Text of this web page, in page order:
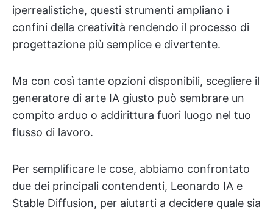
iperrealistiche, questi strumenti ampliano i
confini della creatività rendendo il processo di
progettazione più semplice e divertente.
Ma con così tante opzioni disponibili, scegliere il
generatore di arte IA giusto può sembrare un
compito arduo o addirittura fuori luogo nel tuo
flusso di lavoro.
Per semplificare le cose, abbiamo confrontato
due dei principali contendenti, Leonardo IA e
Stable Diffusion, per aiutarti a decidere quale sia